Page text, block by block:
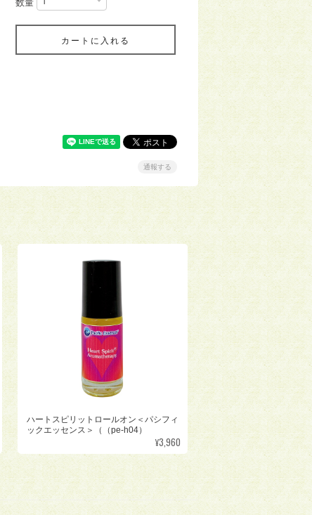
数量
カートに入れる
通報する
ハートスピリットロールオン＜パシフィ
ックエッセンス＞（（pe-h04）
¥3,960